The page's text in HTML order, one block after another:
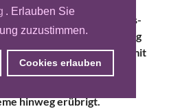
. Erlauben Sie
zuzustimmen.
Cookies erlauben
Angebots-, Buchungs-
sowie die Abwicklung
Die Nutzer erhalten mit
Einstiegspunkt, wodurch
hinweg erübrigt.